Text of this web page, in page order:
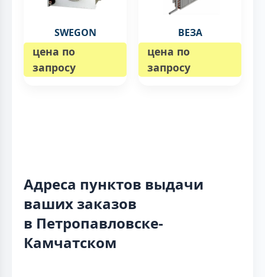
SWEGON
цена по
запросу
ВЕЗА
цена по
запросу
Адреса пунктов выдачи
ваших заказов
в Петропавловске-
Камчатском